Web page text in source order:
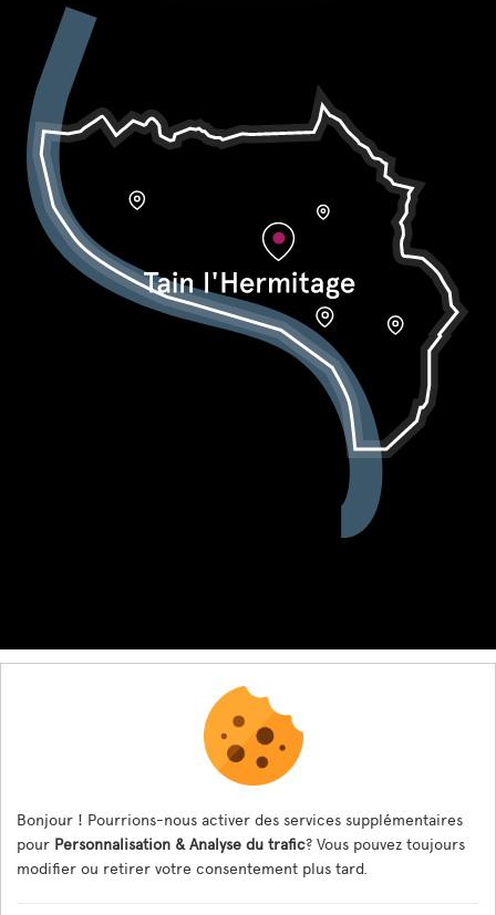
Nos temps forts
Bonjour ! Pourrions-nous activer des services supplémentaires
pour Personnalisation & Analyse du trafic? Vous pouvez toujours
modifier ou retirer votre consentement plus tard.